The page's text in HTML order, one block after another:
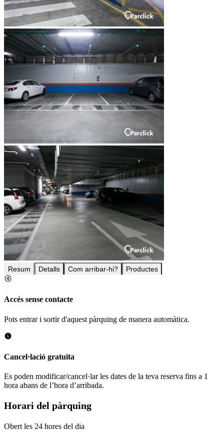
Resum Detalls Com arribar-hi? Productes
Accés sense contacte
Pots entrar i sortir d'aquest pàrquing de manera automàtica.
Cancel·lació gratuïta
Es poden modificar/cancel·lar les dates de la teva reserva fins a 1
hora abans de l’hora d’arribada.
Horari del pàrquing
Obert les 24 hores del dia